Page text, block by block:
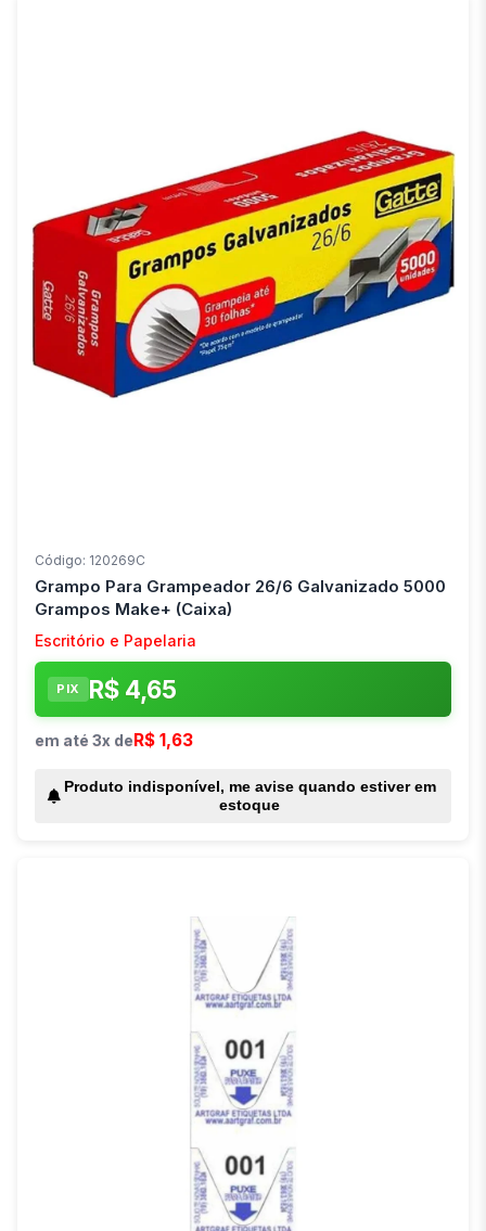
Código: 120269C
Grampo Para Grampeador 26/6 Galvanizado 5000
Grampos Make+ (Caixa)
Escritório e Papelaria
PIX R$ 4,65
em até 3x de R$ 1,63
Produto indisponível, me avise quando estiver em
estoque